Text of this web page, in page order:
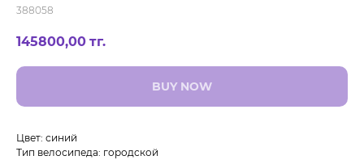
388058
145800,00 тг.
BUY NOW
Цвет: синий
Тип велосипеда: городской